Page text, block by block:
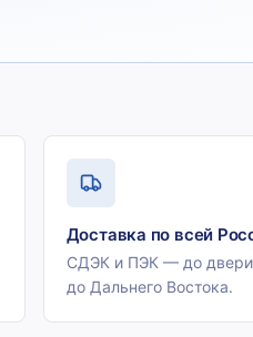
Доставка по всей
СДЭК и ПЭК — до двери
до Дальнего Востока.